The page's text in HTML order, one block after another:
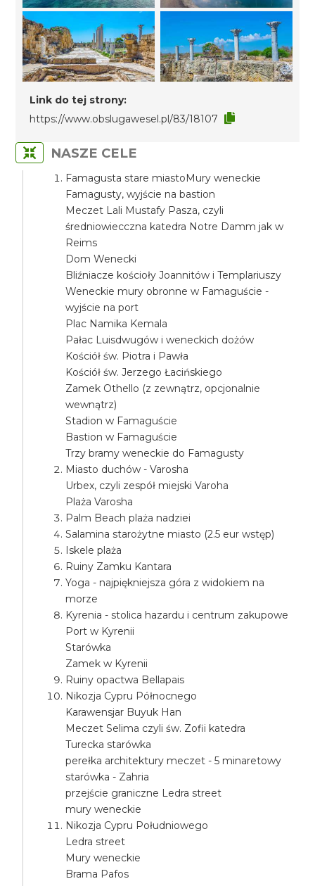
Link do tej strony:
https://www.obslugawesel.pl/83/18107
NASZE CELE
Famagusta stare miastoMury weneckie
Famagusty, wyjście na bastion
Meczet Lali Mustafy Pasza, czyli
średniowiecczna katedra Notre Damm jak w
Reims
Dom Wenecki
Bliźniacze kościoły Joannitów i Templariuszy
Weneckie mury obronne w Famaguście -
wyjście na port
Plac Namika Kemala
Pałac Luisdwugów i weneckich dożów
Kościół św. Piotra i Pawła
Kościół św. Jerzego Łacińskiego
Zamek Othello (z zewnątrz, opcjonalnie
wewnątrz)
Stadion w Famaguście
Bastion w Famaguście
Trzy bramy weneckie do Famagusty
Miasto duchów - Varosha
Urbex, czyli zespół miejski Varoha
Plaża Varosha
Palm Beach plaża nadziei
Salamina starożytne miasto (2.5 eur wstęp)
Iskele plaża
Ruiny Zamku Kantara
Yoga - najpiękniejsza góra z widokiem na
morze
Kyrenia - stolica hazardu i centrum zakupowe
Port w Kyrenii
Starówka
Zamek w Kyrenii
Ruiny opactwa Bellapais
Nikozja Cypru Północnego
Karawensjar Buyuk Han
Meczet Selima czyli św. Zofii katedra
Turecka starówka
perełka architektury meczet - 5 minaretowy
starówka - Zahria
przejście graniczne Ledra street
mury weneckie
Nikozja Cypru Południowego
Ledra street
Mury weneckie
Brama Pafos